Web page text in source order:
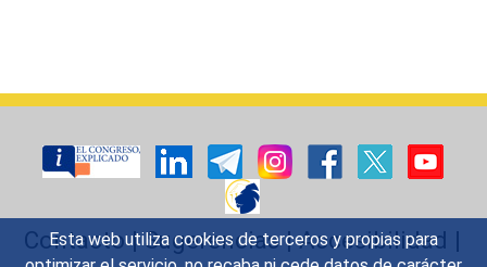
Esta web utiliza cookies de terceros y propias para
órganos
Contacto|Sugerencias|Accesibilidad |